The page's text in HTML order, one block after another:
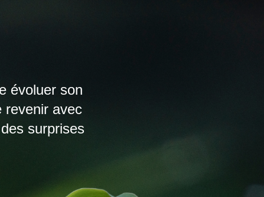
évoluer son
revenir avec
surprises